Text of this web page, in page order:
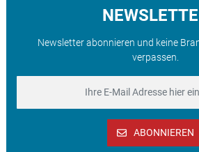
Newsletter abonnieren und keine
verpassen.
ABONNIEREN